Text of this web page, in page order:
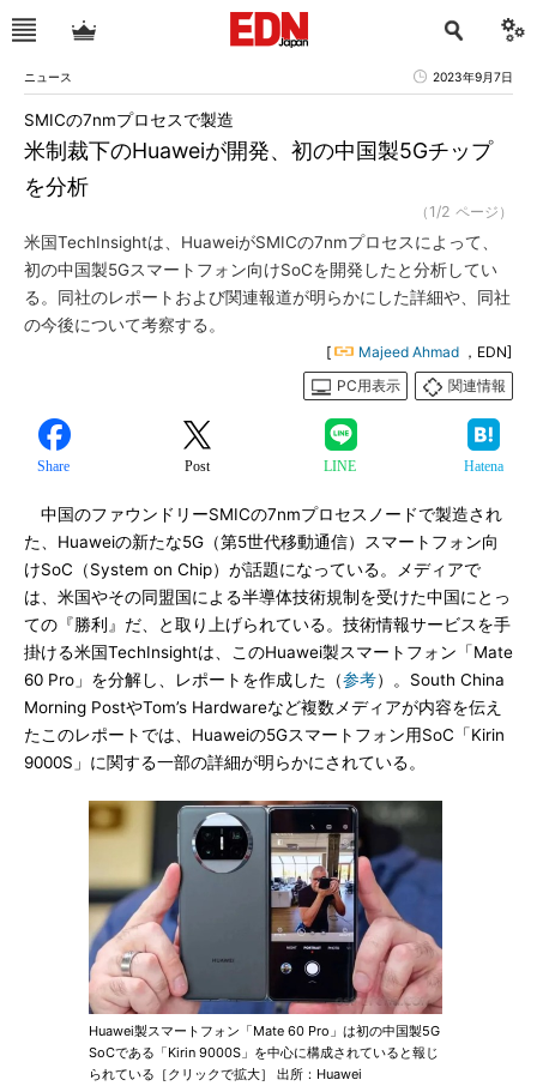
ニュース 2023年9月7日
米制裁下のHuaweiが開発、初の中国製5Gチップ
を分析
SMICの7nmプロセスで製造
（1/2 ページ）
米国TechInsightは、HuaweiがSMICの7nmプロセスによって、
初の中国製5Gスマートフォン向けSoCを開発したと分析してい
る。同社のレポートおよび関連報道が明らかにした詳細や、同社
の今後について考察する。
[ Majeed Ahmad ，EDN]
PC用表示
関連情報
Share Post LINE Hatena
中国のファウンドリーSMICの7nmプロセスノードで製造され
た、Huaweiの新たな5G（第5世代移動通信）スマートフォン向
けSoC（System on Chip）が話題になっている。メディアで
は、米国やその同盟国による半導体技術規制を受けた中国にとっ
ての『勝利』だ、と取り上げられている。技術情報サービスを手
掛ける米国TechInsightは、このHuawei製スマートフォン「Mate
60 Pro」を分解し、レポートを作成した（参考）。South China
Morning PostやTom’s Hardwareなど複数メディアが内容を伝え
たこのレポートでは、Huaweiの5Gスマートフォン用SoC「Kirin
9000S」に関する一部の詳細が明らかにされている。
Huawei製スマートフォン「Mate 60 Pro」は初の中国製5G
SoCである「Kirin 9000S」を中心に構成されていると報じ
られている［クリックで拡大］ 出所：Huawei